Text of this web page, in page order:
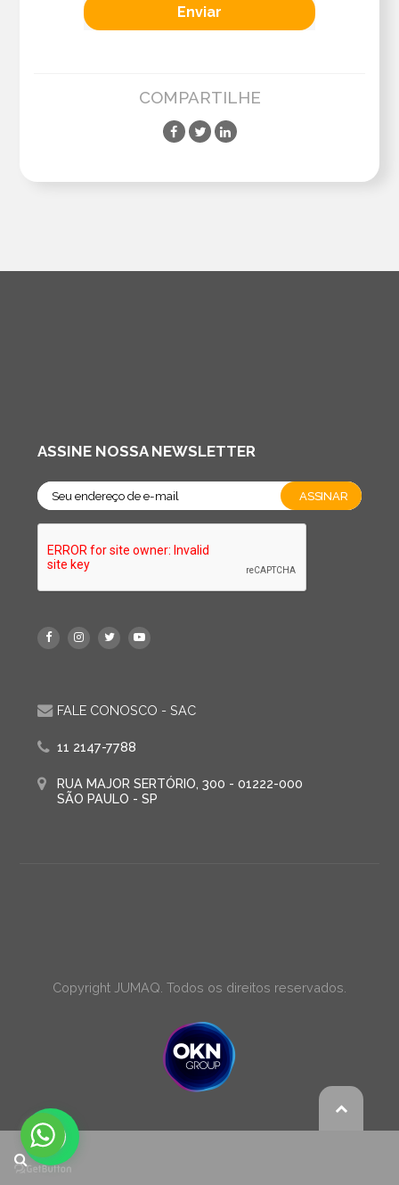
COMPARTILHE
ASSINE NOSSA NEWSLETTER
FALE CONOSCO - SAC
11 2147-7788
RUA MAJOR SERTÓRIO, 300 - 01222-000
SÃO PAULO - SP
Copyright JUMAQ. Todos os direitos reservados.